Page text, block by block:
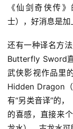
首
页
游
茶
原
《仙剑奇侠传
士），好消息是
还有一种译名方
Butterfly Sword
武侠影视作品里
Hidden Dragon
有“另类音译”的
的喜感，直接来